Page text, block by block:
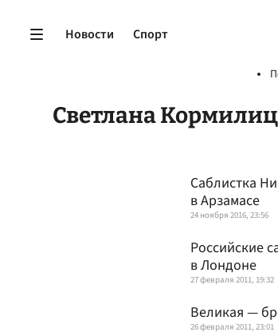
Новости Спорт
Светлана
Саблистка
в Арзамасе
24 ноября 2016, 23:56
Российские
в Лондоне
27 февраля 2011, 19:32
Великая —
26 февраля 2011, 23:01